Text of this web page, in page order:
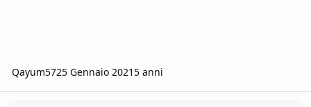
Qayum5725 Gennaio 20215 anni